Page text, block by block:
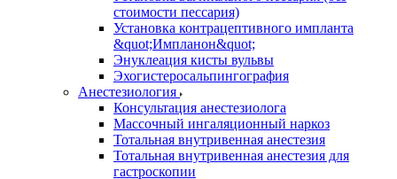
стоимости пессария)
Установка контрацептивного импланта
&quot;Импланон&quot;
Энуклеация кисты вульвы
Эхогистеросальпингография
Анестезиология
Консультация анестезиолога
Массочный ингаляционный наркоз
Тотальная внутривенная анестезия
Тотальная внутривенная анестезия для
гастроскопии